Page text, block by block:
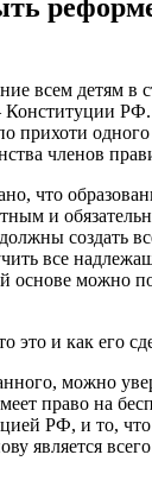
всем детям в
РФ.
прихоти одного
членов
что
и
создать
все
основе можно
это и как его
можно
право на
РФ, и то,
является